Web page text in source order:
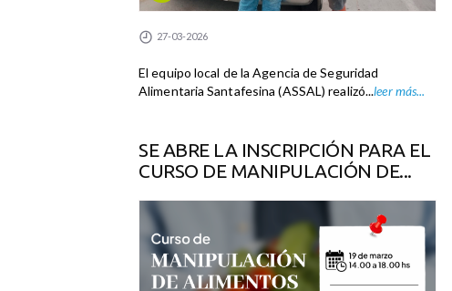
27-03-2026
El equipo local de la Agencia de Seguridad
Alimentaria Santafesina (ASSAL) realizó...leer más...
SE ABRE LA INSCRIPCIÓN PARA EL
CURSO DE MANIPULACIÓN DE...